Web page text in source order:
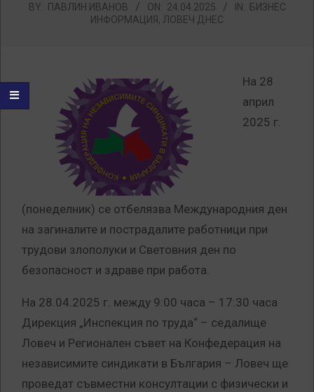
BY: ПАВЛИН ИВАНОВ ON: 24.04.2025 IN: БИЗНЕС
ИНФОРМАЦИЯ, ЛОВЕЧ ДНЕС
На 28
април
2025 г.
(понеделник) се отбелязва Международния ден
на загиналите и пострадалите работници при
трудови злополуки и Световния ден по
безопасност и здраве при работа.
На 28.04.2025 г. между 9:00 часа – 17:30 часа
Дирекция „Инспекция по труда“ – седалище
Ловеч и Регионален съвет на Конфедерация на
независимите синдикати в България – Ловеч ще
проведат съвместни консултации с физически и